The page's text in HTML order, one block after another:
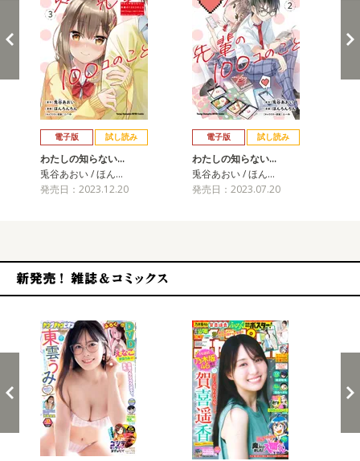
電子版 試し読み
わたしの知らない…
兎谷あおい / ほん…
発売日：2023.12.20
電子版 試し読み
わたしの知らない…
兎谷あおい / ほん…
発売日：2023.07.20